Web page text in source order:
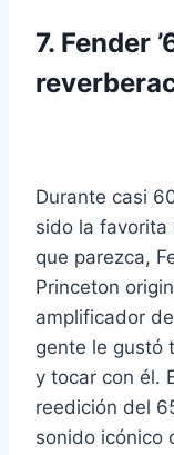
7. Fender
Durante casi
sido la favorita
que parezca,
Princeton
amplificador
gente le gustó
y tocar con él.
reedición del
sonido icónico